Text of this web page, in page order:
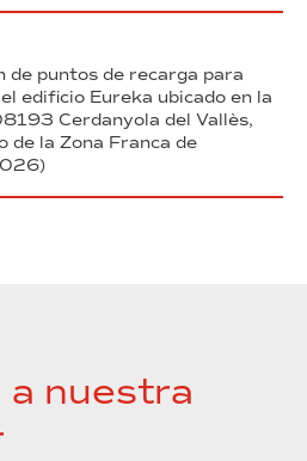
de puntos de recarga para
edificio Eureka ubicado en la
Cerdanyola del Vallès,
de la Zona Franca de
nuestra